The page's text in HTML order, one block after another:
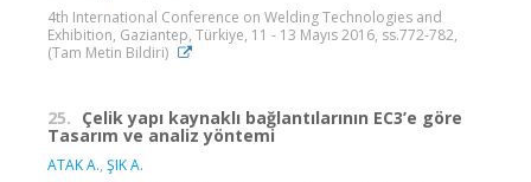
4th International Conference on Welding Technologies and
Exhibition, Gaziantep, Türkiye, 11 - 13 Mayıs 2016, ss.772-782,
(Tam Metin Bildiri)
25. Çelik yapı kaynaklı bağlantılarının EC3’e göre
Tasarım ve analiz yöntemi
ATAK A., ŞIK A.